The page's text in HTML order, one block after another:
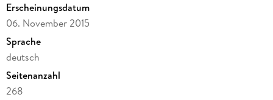
Lust bekommen, sie in diesem neuen Gewand noch einmal
nachzulesen.
Weitere Informationen zu dem Titel unter: ulrich-karger. de
"Die vorzügliche Nacherzählung in einer zeitgenössischen
Sprache ist eine Meisterleistung und dürfte mithelfen, dass
das homerische Gelächter weiterhin erschallt. Gehört in den
Erscheinungsdatum
06. November 2015
Sprache
deutsch
Seitenanzahl
268